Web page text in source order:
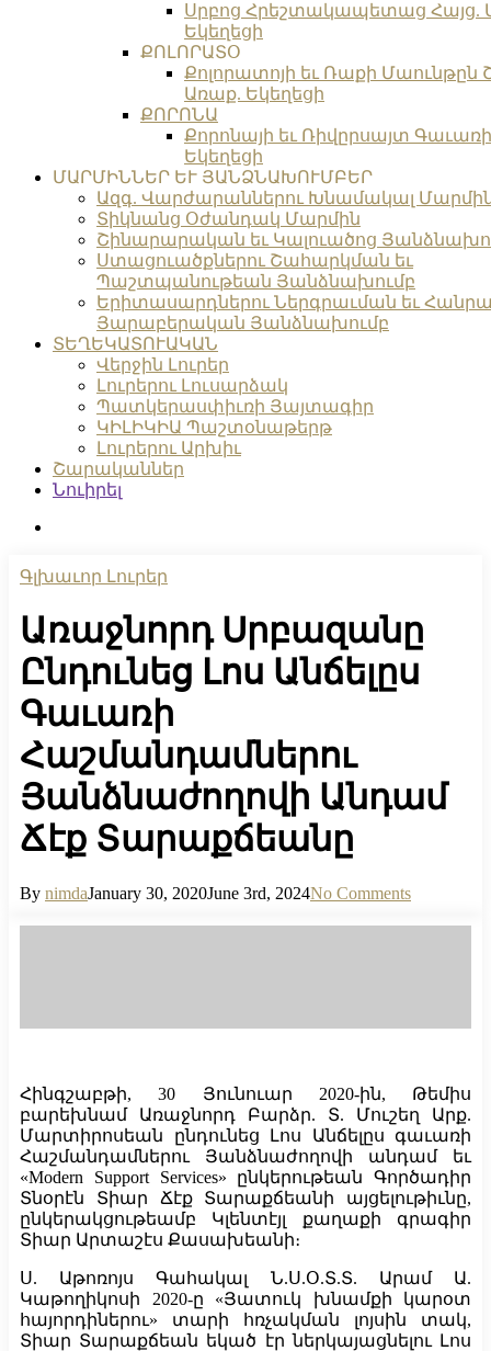
Սրբոց Հրեշտակապետաց Հայց.
Եկեղեցի
ՔՈԼՈՐԱՏՕ
Քոլորատոյի եւ Ռաքի Մաունթըն
Առաք. Եկեղեցի
ՔՈՐՈՆԱ
Քորոնայի եւ Ռիվըրսայտ
Եկեղեցի
ՄԱՐՄԻՆՆԵՐ ԵՒ ՅԱՆՁՆԱԽՈՒՄԲԵՐ
Ազգ. Վարժարաններու Խնամակալ
Տիկնանց Օժանդակ Մարմին
Շինարարական եւ Կալուածոց
Ստացուածքներու Շահարկման եւ
Պաշտպանութեան Յանձնախումբ
Երիտասարդներու Ներգրաւման եւ
Յարաբերական Յանձնախումբ
ՏԵՂԵԿԱՏՈՒԱԿԱՆ
Վերջին Լուրեր
Լուրերու Լուսարձակ
Պատկերասփիւռի Յայտագիր
ԿԻԼԻԿԻԱ Պաշտօնաթերթ
Լուրերու Արխիւ
Շարականներ
Նուիրել
Գլխաւոր Լուրեր
Առաջնորդ Սրբազանը
Ընդունեց Լոս Անճելըս
Գաւառի
Հաշմանդամներու
Յանձնաժողովի Անդամ
Ճէք Տարաքճեանը
By nimdaJanuary 30, 2020June 3rd, 2024No Comments
Հինգշաբթի, 30 Յունուար 2020-ին, Թեմիս
բարեխնամ Առաջնորդ Բարձր. Տ. Մուշեղ Արք.
Մարտիրոսեան ընդունեց Լոս Անճելըս գաւառի
Հաշմանդամներու Յանձնաժողովի անդամ եւ
«Modern Support Services» ընկերութեան Գործադիր
Տնօրէն Տիար Ճէք Տարաքճեանի այցելութիւնը,
ընկերակցութեամբ Կլենտէյլ քաղաքի գրագիր
Տիար Արտաշէս Քասախեանի։
Ս. Աթոռոյս Գահակալ Ն.Ս.Օ.Տ.Տ. Արամ Ա.
Կաթողիկոսի 2020-ը «Յատուկ խնամքի կարօտ
հայորդիներու» տարի հռչակման լոյսին տակ,
Տիար Տարաքճեան եկած էր ներկայացնելու Լոս